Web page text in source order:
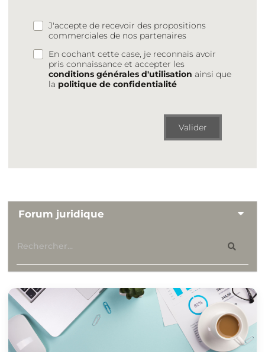
J'accepte de recevoir des propositions
commerciales de nos partenaires
En cochant cette case, je reconnais avoir
pris connaissance et accepter les
conditions générales d'utilisation ainsi que
la politique de confidentialité
Valider
Forum juridique